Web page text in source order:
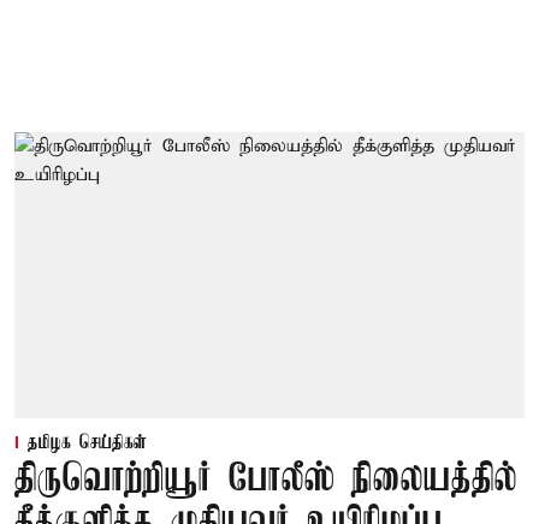
தமிழக செய்திகள்
திருவொற்றியூர் போலீஸ் நிலையத்தில்